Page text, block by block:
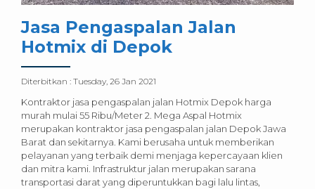
Jasa Pengaspalan Jalan
Hotmix di Depok
Diterbitkan : Tuesday, 26 Jan 2021
Kontraktor jasa pengaspalan jalan Hotmix Depok harga
murah mulai 55 Ribu/Meter 2. Mega Aspal Hotmix
merupakan kontraktor jasa pengaspalan jalan Depok Jawa
Barat dan sekitarnya. Kami berusaha untuk memberikan
pelayanan yang terbaik demi menjaga kepercayaan klien
dan mitra kami. Infrastruktur jalan merupakan sarana
transportasi darat yang diperuntukkan bagi lalu lintas,